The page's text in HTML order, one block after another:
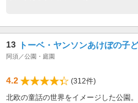
13 トーベ・ヤンソンあけぼの子
阿須／公園・庭園
4.2
(312件)
北欧の童話の世界をイメージした公園